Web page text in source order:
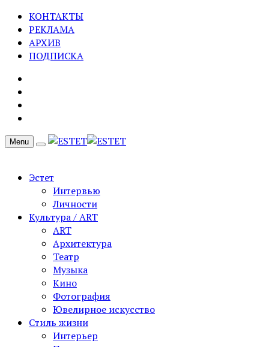
КОНТАКТЫ
РЕКЛАМА
АРХИВ
ПОДПИСКА
Menu
Эстет
Интервью
Личности
Культура / ART
ART
Архитектура
Театр
Музыка
Кино
Фотография
Ювелирное искусство
Стиль жизни
Интерьер